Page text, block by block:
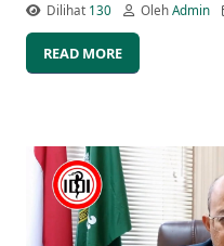
Dilihat 130 OlehAdmin
READ MORE